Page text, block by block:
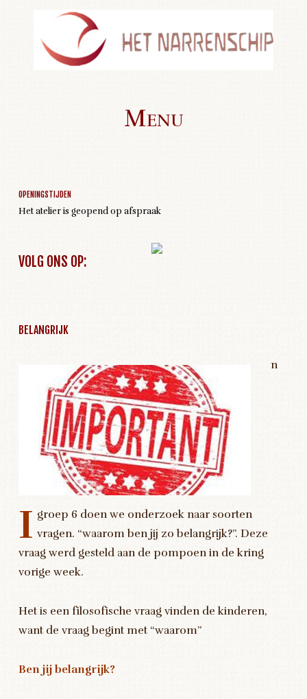
Menu
OPENINGSTIJDEN
Het atelier is geopend op afspraak
VOLG ONS OP:
BELANGRIJK
I
n
groep 6 doen we onderzoek naar soorten
vragen. “waarom ben jij zo belangrijk?”. Deze
vraag werd gesteld aan de pompoen in de kring
vorige week.
Het is een filosofische vraag vinden de kinderen,
want de vraag begint met “waarom”
Ben jij belangrijk?